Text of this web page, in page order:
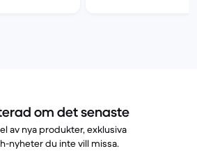
om det senaste
av nya produkter, exklusiva
nyheter du inte vill missa.